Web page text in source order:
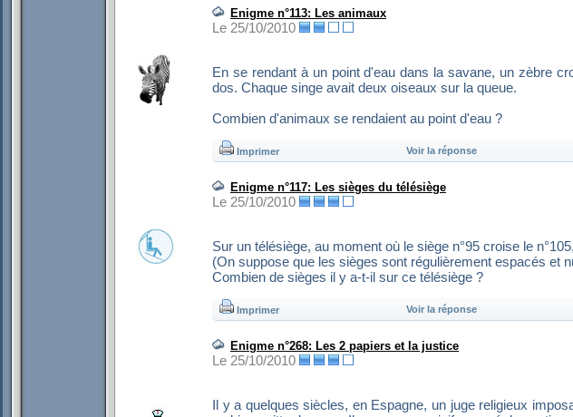
Enigme n°113: Les animaux
Le 25/10/2010
En se rendant à un point d'eau dans la savane, un zèbre
dos. Chaque singe avait deux oiseaux sur la queue.
Combien d'animaux se rendaient au point d'eau ?
Imprimer Voir la réponse
Enigme n°117: Les sièges du télésiège
Le 25/10/2010
Sur un télésiège, au moment où le siège n°95 croise le
(On suppose que les sièges sont régulièrement espacés et
Combien de sièges il y a-t-il sur ce télésiège ?
Imprimer Voir la réponse
Enigme n°268: Les 2 papiers et la justice
Le 25/10/2010
Il y a quelques siècles, en Espagne, un juge religieux